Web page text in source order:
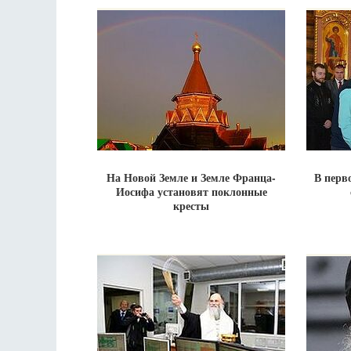
На Новой Земле и Земле Франца-
Иосифа установят поклонные
кресты
В